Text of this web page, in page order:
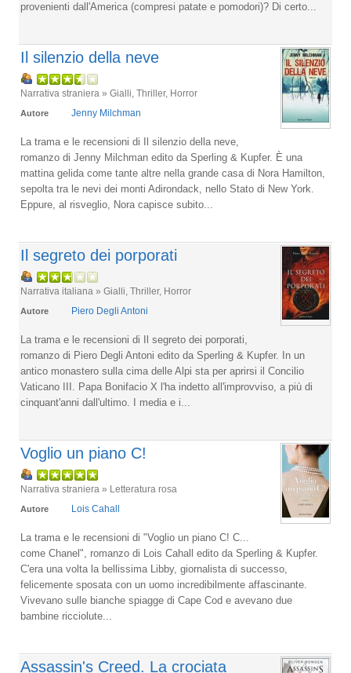
provenienti dall'America (compresi patate e pomodori)? Di certo...
Il silenzio della neve
Narrativa straniera » Gialli, Thriller, Horror
Autore Jenny Milchman
La trama e le recensioni di Il silenzio della neve,
romanzo di Jenny Milchman edito da Sperling & Kupfer. È una
mattina gelida come tante altre nella grande casa di Nora Hamilton,
sepolta tra le nevi dei monti Adirondack, nello Stato di New York.
Eppure, al risveglio, Nora capisce subito...
Il segreto dei porporati
Narrativa italiana » Gialli, Thriller, Horror
Autore Piero Degli Antoni
La trama e le recensioni di Il segreto dei porporati,
romanzo di Piero Degli Antoni edito da Sperling & Kupfer. In un
antico monastero sulla cima delle Alpi sta per aprirsi il Concilio
Vaticano III. Papa Bonifacio X l'ha indetto all'improvviso, a più di
cinquant'anni dall'ultimo. I media e i...
Voglio un piano C!
Narrativa straniera » Letteratura rosa
Autore Lois Cahall
La trama e le recensioni di "Voglio un piano C! C...
come Chanel", romanzo di Lois Cahall edito da Sperling & Kupfer.
C'era una volta la bellissima Libby, giornalista di successo,
felicemente sposata con un uomo incredibilmente affascinante.
Vivevano sulle bianche spiagge di Cape Cod e avevano due
bambine ricciolute...
Assassin's Creed. La crociata